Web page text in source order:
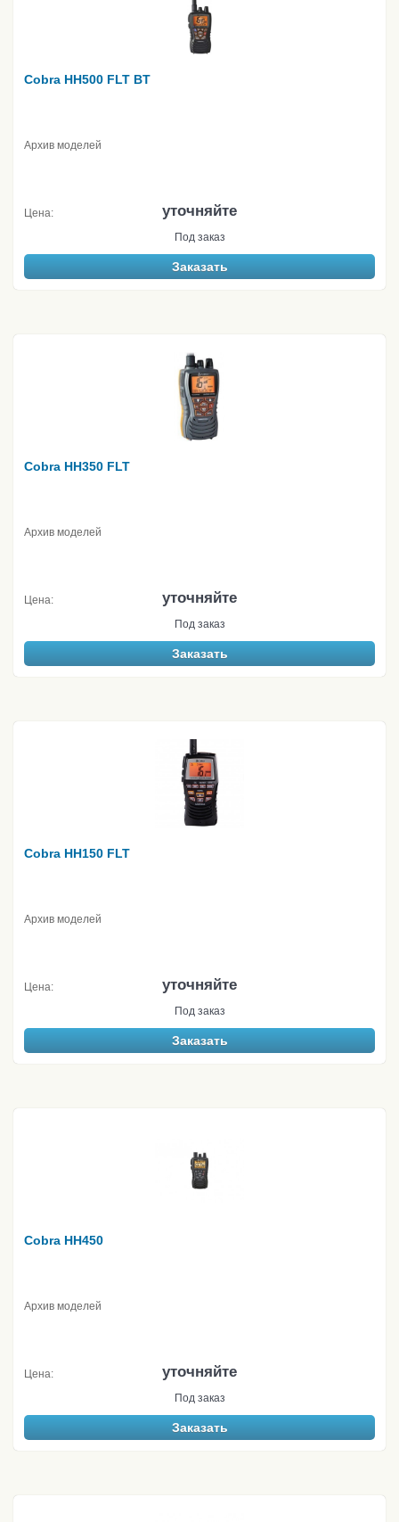
Cobra HH500 FLT BT
Архив моделей
Цена: уточняйте
Под заказ
Заказать
Cobra HH350 FLT
Архив моделей
Цена: уточняйте
Под заказ
Заказать
Cobra HH150 FLT
Архив моделей
Цена: уточняйте
Под заказ
Заказать
Cobra HH450
Архив моделей
Цена: уточняйте
Под заказ
Заказать